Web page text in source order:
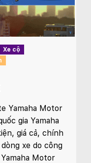
Xe cộ
Yamaha Motor
gia Yamaha
giá cả, chính
xe do công
Motor